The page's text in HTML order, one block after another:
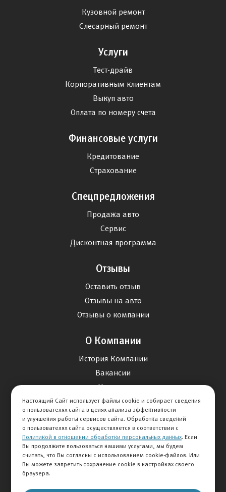
Кузовной ремонт
Слесарный ремонт
Услуги
Тест-драйв
Корпоративным клиентам
Выкуп авто
Оплата по номеру счета
Финансовые услуги
Кредитование
Страхование
Спецпредложения
Продажа авто
Сервис
Дисконтная программа
Отзывы
Оставить отзыв
Отзывы на авто
Отзывы о компании
О Компании
История Компании
Вакансии
Новости
Карта сайта
Контакты
+7 495 234-33-66
Настоящий Сайт использует файлы cookie и собирает сведения
о пользователях сайта в целях анализа эффективности
и улучшения работы сервисов сайта. Обработка сведений
о пользователях сайта осуществляется в соответствии с
Политикой в отношении обработки персональных данных. Если
Вы продолжите пользоваться нашими услугами, мы будем
считать, что Вы согласны с использованием cookie-файлов. Или
Вы можете запретить сохранение cookie в настройках своего
браузера.